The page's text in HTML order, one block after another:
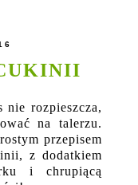
nie rozpieszcza,
na talerzu.
przepisem
z dodatkiem
i chrupiącą